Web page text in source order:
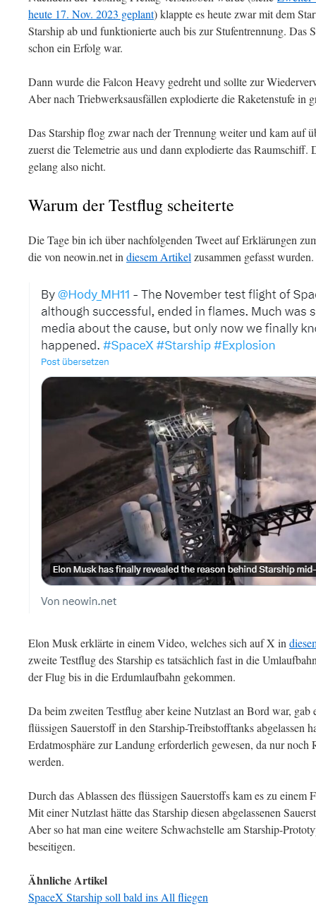
heute 17. Nov. 2023 geplant) klappte es heute zwar mit dem
Starship ab und funktionierte auch bis zur Stufentrennung. Das
schon ein Erfolg war.
Dann wurde die Falcon Heavy gedreht und sollte zur
Aber nach Triebwerksausfällen explodierte die Raketenstufe in
Das Starship flog zwar nach der Trennung weiter und kam auf
zuerst die Telemetrie aus und dann explodierte das
gelang also nicht.
Warum der Testflug scheiterte
Die Tage bin ich über nachfolgenden Tweet auf Erklärungen
die von neowin.net in diesem Artikel zusammen gefasst wurden.
Elon Musk erklärte in einem Video, welches sich auf X in
zweite Testflug des Starship es tatsächlich fast in die
der Flug bis in die Erdumlaufbahn gekommen.
Da beim zweiten Testflug aber keine Nutzlast an Bord war, gab
flüssigen Sauerstoff in den Starship-Treibstofftanks abgelassen
Erdatmosphäre zur Landung erforderlich gewesen, da nur noch
werden.
Durch das Ablassen des flüssigen Sauerstoffs kam es zu einem
Mit einer Nutzlast hätte das Starship diesen abgelassenen
Aber so hat man eine weitere Schwachstelle am Starship-
beseitigen.
Ähnliche Artikel
SpaceX Starship soll bald ins All fliegen